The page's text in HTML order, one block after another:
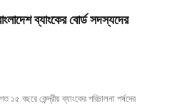
ব্যাংকের বোর্ড সদস্যদের
বছরে কেন্দ্রীয় ব্যাংকের পরিচালনা পর্ষদের